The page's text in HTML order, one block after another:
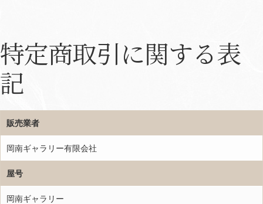
特定商取引に関する表
記
販売業者
岡南ギャラリー有限会社
屋号
岡南ギャラリー